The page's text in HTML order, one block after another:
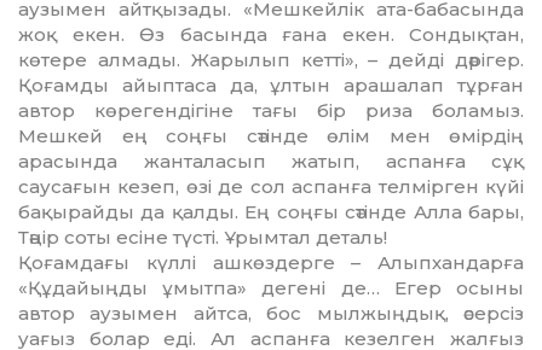
аузымен айтқызады. «Мешкейлік ата-бабасында
жоқ екен. Өз ба­сында ғана екен. Сондықтан,
көтере алмады. Жарылып кетті», – дейді дәрігер.
Қоғамды айыптаса да, ұлтын арашалап тұрған
автор көрегендігіне тағы бір риза бола­мыз.
Мешкей ең соңғы сәтінде өлім мен өмірдің
арасында жанта­ласып жатып, аспанға сұқ
саусағын кезеп, өзі де сол аспанға телмірген күйі
бақырайды да қалды. Ең соң­ғы сәтінде Алла бары,
Тәңір соты есіне түсті. Ұрымтал деталь!
Қоғамдағы күллі ашкөздерге – Алыпхандарға
«Құдайыңды ұмытпа» дегені де… Егер осыны
автор аузымен айтса, бос мылжың­дық, әсерсіз
уағыз болар еді. Ал аспанға кезелген жалғыз